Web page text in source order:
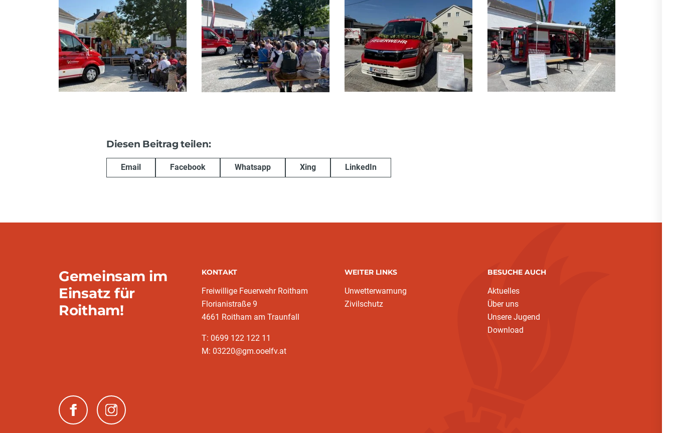
Diesen Beitrag teilen:
Email Facebook Whatsapp Xing LinkedIn
Gemeinsam im
Einsatz für
Roitham!
KONTAKT
Freiwillige Feuerwehr Roitham
Florianistraße 9
4661 Roitham am Traunfall
T: 0699 122 122 11
M: 03220@gm.ooelfv.at
WEITER LINKS
Unwetterwarnung
Zivilschutz
BESUCHE AUCH
Aktuelles
Über uns
Unsere Jugend
Download
(neues Fenster)(neues Fenster)